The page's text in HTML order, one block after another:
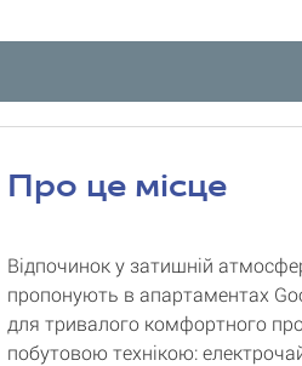
Про це місце
Відпочинок у затишній
пропонують в апартаментах
для тривалого комфортного
побутовою технікою: